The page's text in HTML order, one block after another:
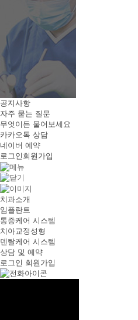
공지사항
자주 묻는 질문
무엇이든 물어보세요
카카오톡 상담
네이버 예약
로그인 회원가입
치과소개
임플란트
통증케어 시스템
치아교정성형
덴탈케어 시스템
상담 및 예약
로그인 회원가입